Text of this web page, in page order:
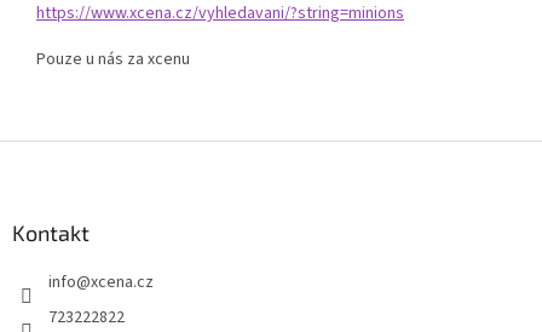
https://www.xcena.cz/vyhledavani/?string=minions
Pouze u nás za xcenu
Kontakt
info@xcena.cz
723222822